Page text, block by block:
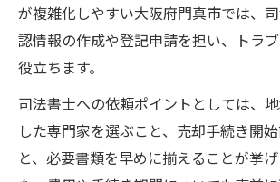
が複雑化しやすい大阪府門真市では、
認情報の作成や登記申請を担い、トラ
役立ちます。
司法書士への依頼ポイントとしては、
した専門家を選ぶこと、売却手続き開
と、必要書類を早めに揃えることが挙